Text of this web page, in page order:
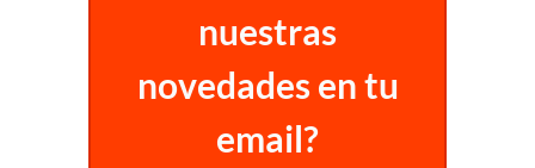
nuestras
novedades en tu
email?